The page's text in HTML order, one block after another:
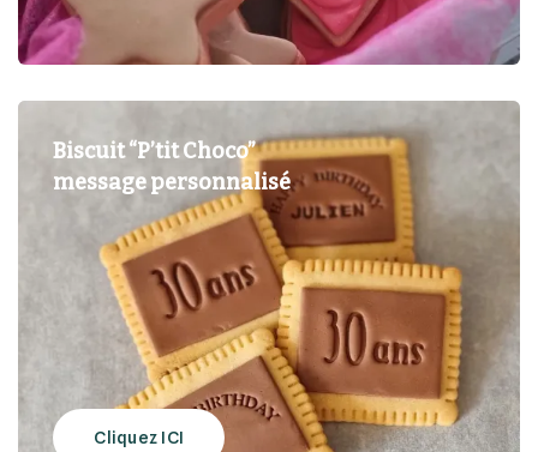
Biscuit “P’tit Choco”
messagepersonnalisé
Cliquez ICI